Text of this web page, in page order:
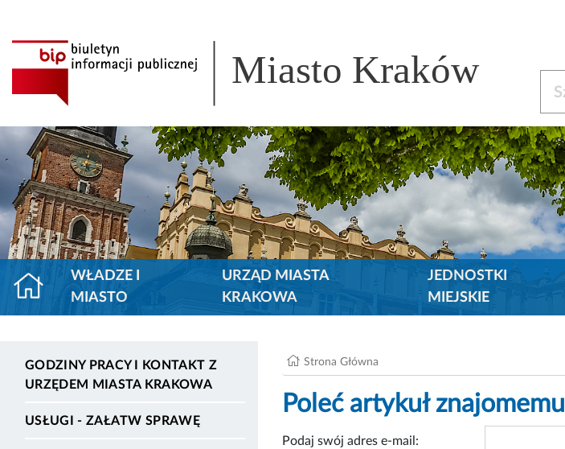
Miasto Kraków
WŁADZE I
MIASTO
URZĄD MIASTA
KRAKOWA
JEDNOSTKI
MIEJSKIE
GODZINY PRACY I KONTAKT Z
URZĘDEM MIASTA KRAKOWA
USŁUGI - ZAŁATW SPRAWĘ
Strona Główna
Poleć artykuł znajomemu
Podaj swój adres e-mail: